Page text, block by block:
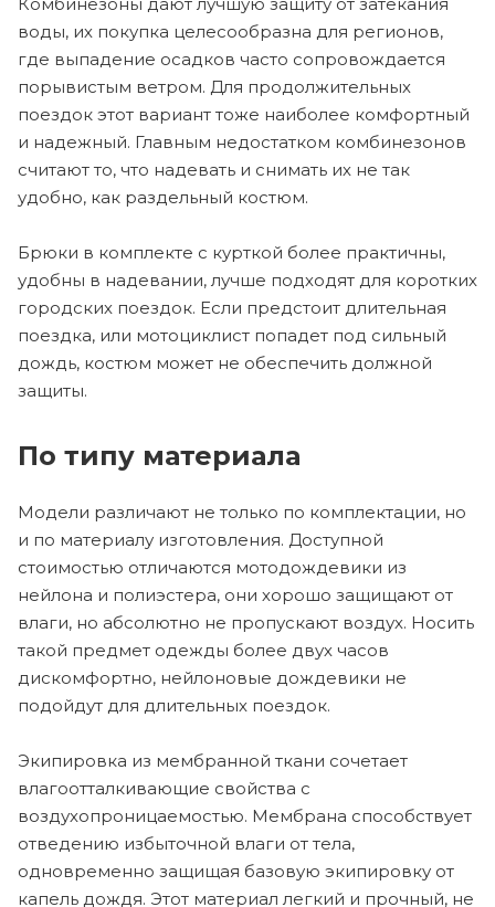
воды, их покупка целесообразна для регионов,
где выпадение осадков часто сопровождается
порывистым ветром. Для продолжительных
поездок этот вариант тоже наиболее комфортный
и надежный. Главным недостатком комбинезонов
считают то, что надевать и снимать их не так
удобно, как раздельный костюм.
Брюки в комплекте с курткой более практичны,
удобны в надевании, лучше подходят для коротких
городских поездок. Если предстоит длительная
поездка, или мотоциклист попадет под сильный
дождь, костюм может не обеспечить должной
защиты.
По типу материала
Модели различают не только по комплектации, но
и по материалу изготовления. Доступной
стоимостью отличаются мотодождевики из
нейлона и полиэстера, они хорошо защищают от
влаги, но абсолютно не пропускают воздух. Носить
такой предмет одежды более двух часов
дискомфортно, нейлоновые дождевики не
подойдут для длительных поездок.
Экипировка из мембранной ткани сочетает
влагоотталкивающие свойства с
воздухопроницаемостью. Мембрана способствует
отведению избыточной влаги от тела,
одновременно защищая базовую экипировку от
капель дождя. Этот материал легкий и прочный, не